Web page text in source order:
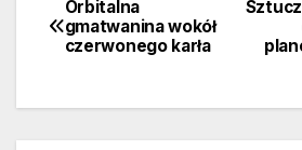
Nawigacja
wpisu
Orbitalna
gmatwanina wokół
czerwonego karła